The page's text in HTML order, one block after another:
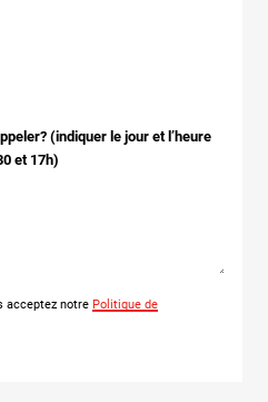
(indiquer le jour et l’heure
et 17h)
acceptez notre Politique de